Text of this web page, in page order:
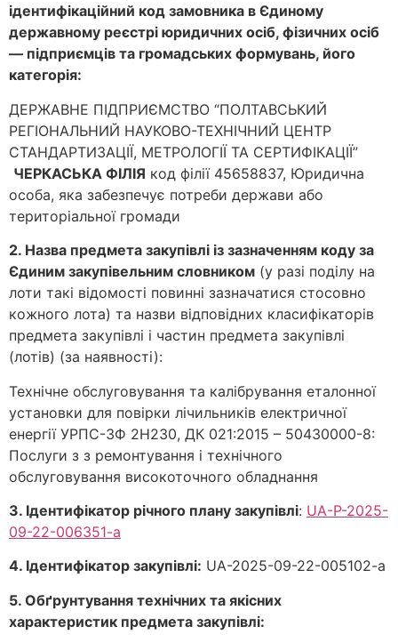
ідентифікаційний код замовника в Єдиному
державному реєстрі юридичних осіб, фізичних осіб
— підприємців та громадських формувань, його
категорія:
ДЕРЖАВНЕ ПІДПРИЄМСТВО “ПОЛТАВСЬКИЙ
РЕГІОНАЛЬНИЙ НАУКОВО-ТЕХНІЧНИЙ ЦЕНТР
СТАНДАРТИЗАЦІЇ, МЕТРОЛОГІЇ ТА СЕРТИФІКАЦІЇ”
ЧЕРКАСЬКА ФІЛІЯ код філії 45658837, Юридична
особа, яка забезпечує потреби держави або
територіальної громади
2. Назва предмета закупівлі із зазначенням коду за
Єдиним закупівельним словником (у разі поділу на
лоти такі відомості повинні зазначатися стосовно
кожного лота) та назви відповідних класифікаторів
предмета закупівлі і частин предмета закупівлі
(лотів) (за наявності):
Технічне обслуговування та калібрування еталонної
установки для повірки лічильників електричної
енергії УРПС-3Ф 2Н230, ДК 021:2015 – 50430000-8:
Послуги з з ремонтування і технічного
обслуговування високоточного обладнання
3. Ідентифікатор річного плану закупівлі: UA-P-2025-
09-22-006351-a
4. Ідентифікатор закупівлі: UA-2025-09-22-005102-a
5. Обґрунтування технічних та якісних
характеристик предмета закупівлі: